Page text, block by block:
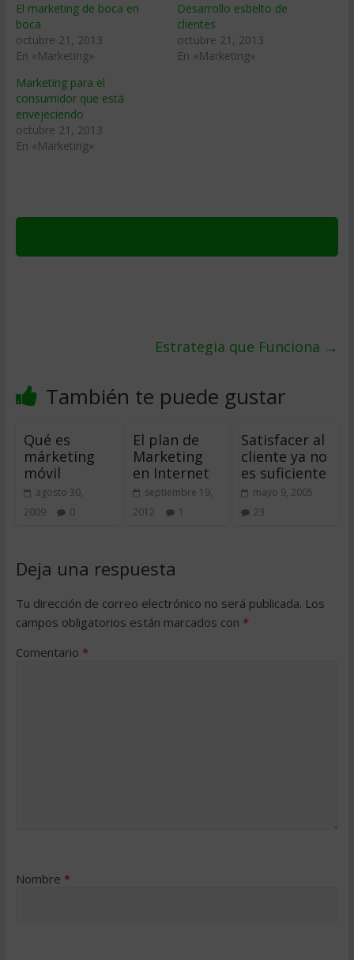
El marketing de boca en
boca
octubre 21, 2013
En «Marketing»
Desarrollo esbelto de
clientes
octubre 21, 2013
En «Marketing»
Marketing para el
consumidor que está
envejeciendo
octubre 21, 2013
En «Marketing»
Estrategia que Funciona →
También te puede gustar
Qué es
márketing
móvil
agosto 30,
2009
0
El plan de
Marketing
en Internet
septiembre 19,
2012
1
Satisfacer al
cliente ya no
es suficiente
mayo 9, 2005
23
Deja una respuesta
Tu dirección de correo electrónico no será publicada. Los
campos obligatorios están marcados con *
Comentario *
Nombre *